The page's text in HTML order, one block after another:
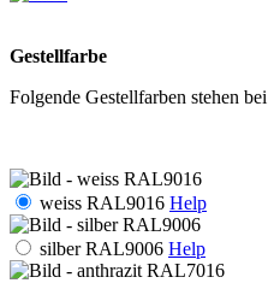
Gestellfarbe
Folgende Gestellfarben stehen
weiss RAL9016 Help
silber RAL9006 Help